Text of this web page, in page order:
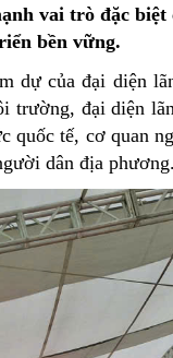
xuất kinh doanh
vai trò đặc
bền vững.
dự của đại diện
trường, đại diện
quốc tế, cơ quan
dân địa phương.